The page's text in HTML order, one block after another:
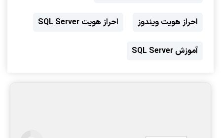
احراز هویت ویندوز احراز هویت SQL Server
آموزش SQL Server